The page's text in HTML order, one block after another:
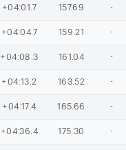
+04:01.7 157.69 -
+04:04.7 159.21 -
+04:08.3 161.04 -
+04:13.2 163.52 -
+04:17.4 165.66 -
+04:36.4 175.30 -